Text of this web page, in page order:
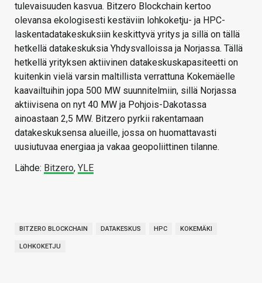
tulevaisuuden kasvua. Bitzero Blockchain kertoo
olevansa ekologisesti kestäviin lohkoketju- ja HPC-
laskentadatakeskuksiin keskittyvä yritys ja sillä on tällä
hetkellä datakeskuksia Yhdysvalloissa ja Norjassa. Tällä
hetkellä yrityksen aktiivinen datakeskuskapasiteetti on
kuitenkin vielä varsin maltillista verrattuna Kokemäelle
kaavailtuihin jopa 500 MW suunnitelmiin, sillä Norjassa
aktiivisena on nyt 40 MW ja Pohjois-Dakotassa
ainoastaan 2,5 MW. Bitzero pyrkii rakentamaan
datakeskuksensa alueille, jossa on huomattavasti
uusiutuvaa energiaa ja vakaa geopoliittinen tilanne.
Lähde: Bitzero, YLE
BITZERO BLOCKCHAIN DATAKESKUS HPC KOKEMÄKI
LOHKOKETJU